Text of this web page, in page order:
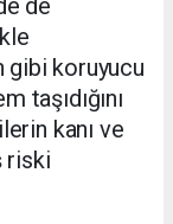
gibi koruyucu
taşıdığını
kanı ve
riski